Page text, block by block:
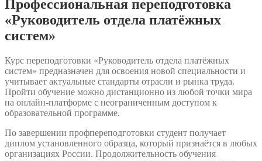
Профессиональная переподготовка
«Руководитель отдела платёжных
систем»
Курс переподготовки «Руководитель отдела платёжных
систем» предназначен для освоения новой специальности и
учитывает актуальные стандарты отрасли и рынка труда.
Пройти обучение можно дистанционно из любой точки мира
на онлайн-платформе с неограниченным доступом к
образовательной программе.
По завершении профпереподготовки студент получает
диплом установленного образца, который признаётся в любых
организациях России. Продолжительность обучения